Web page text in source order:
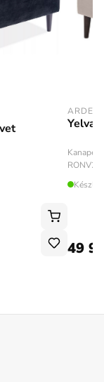
ARDEN
Kanapé,
49